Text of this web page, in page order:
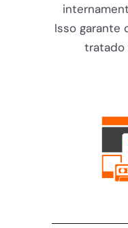
Isso garante
tratado